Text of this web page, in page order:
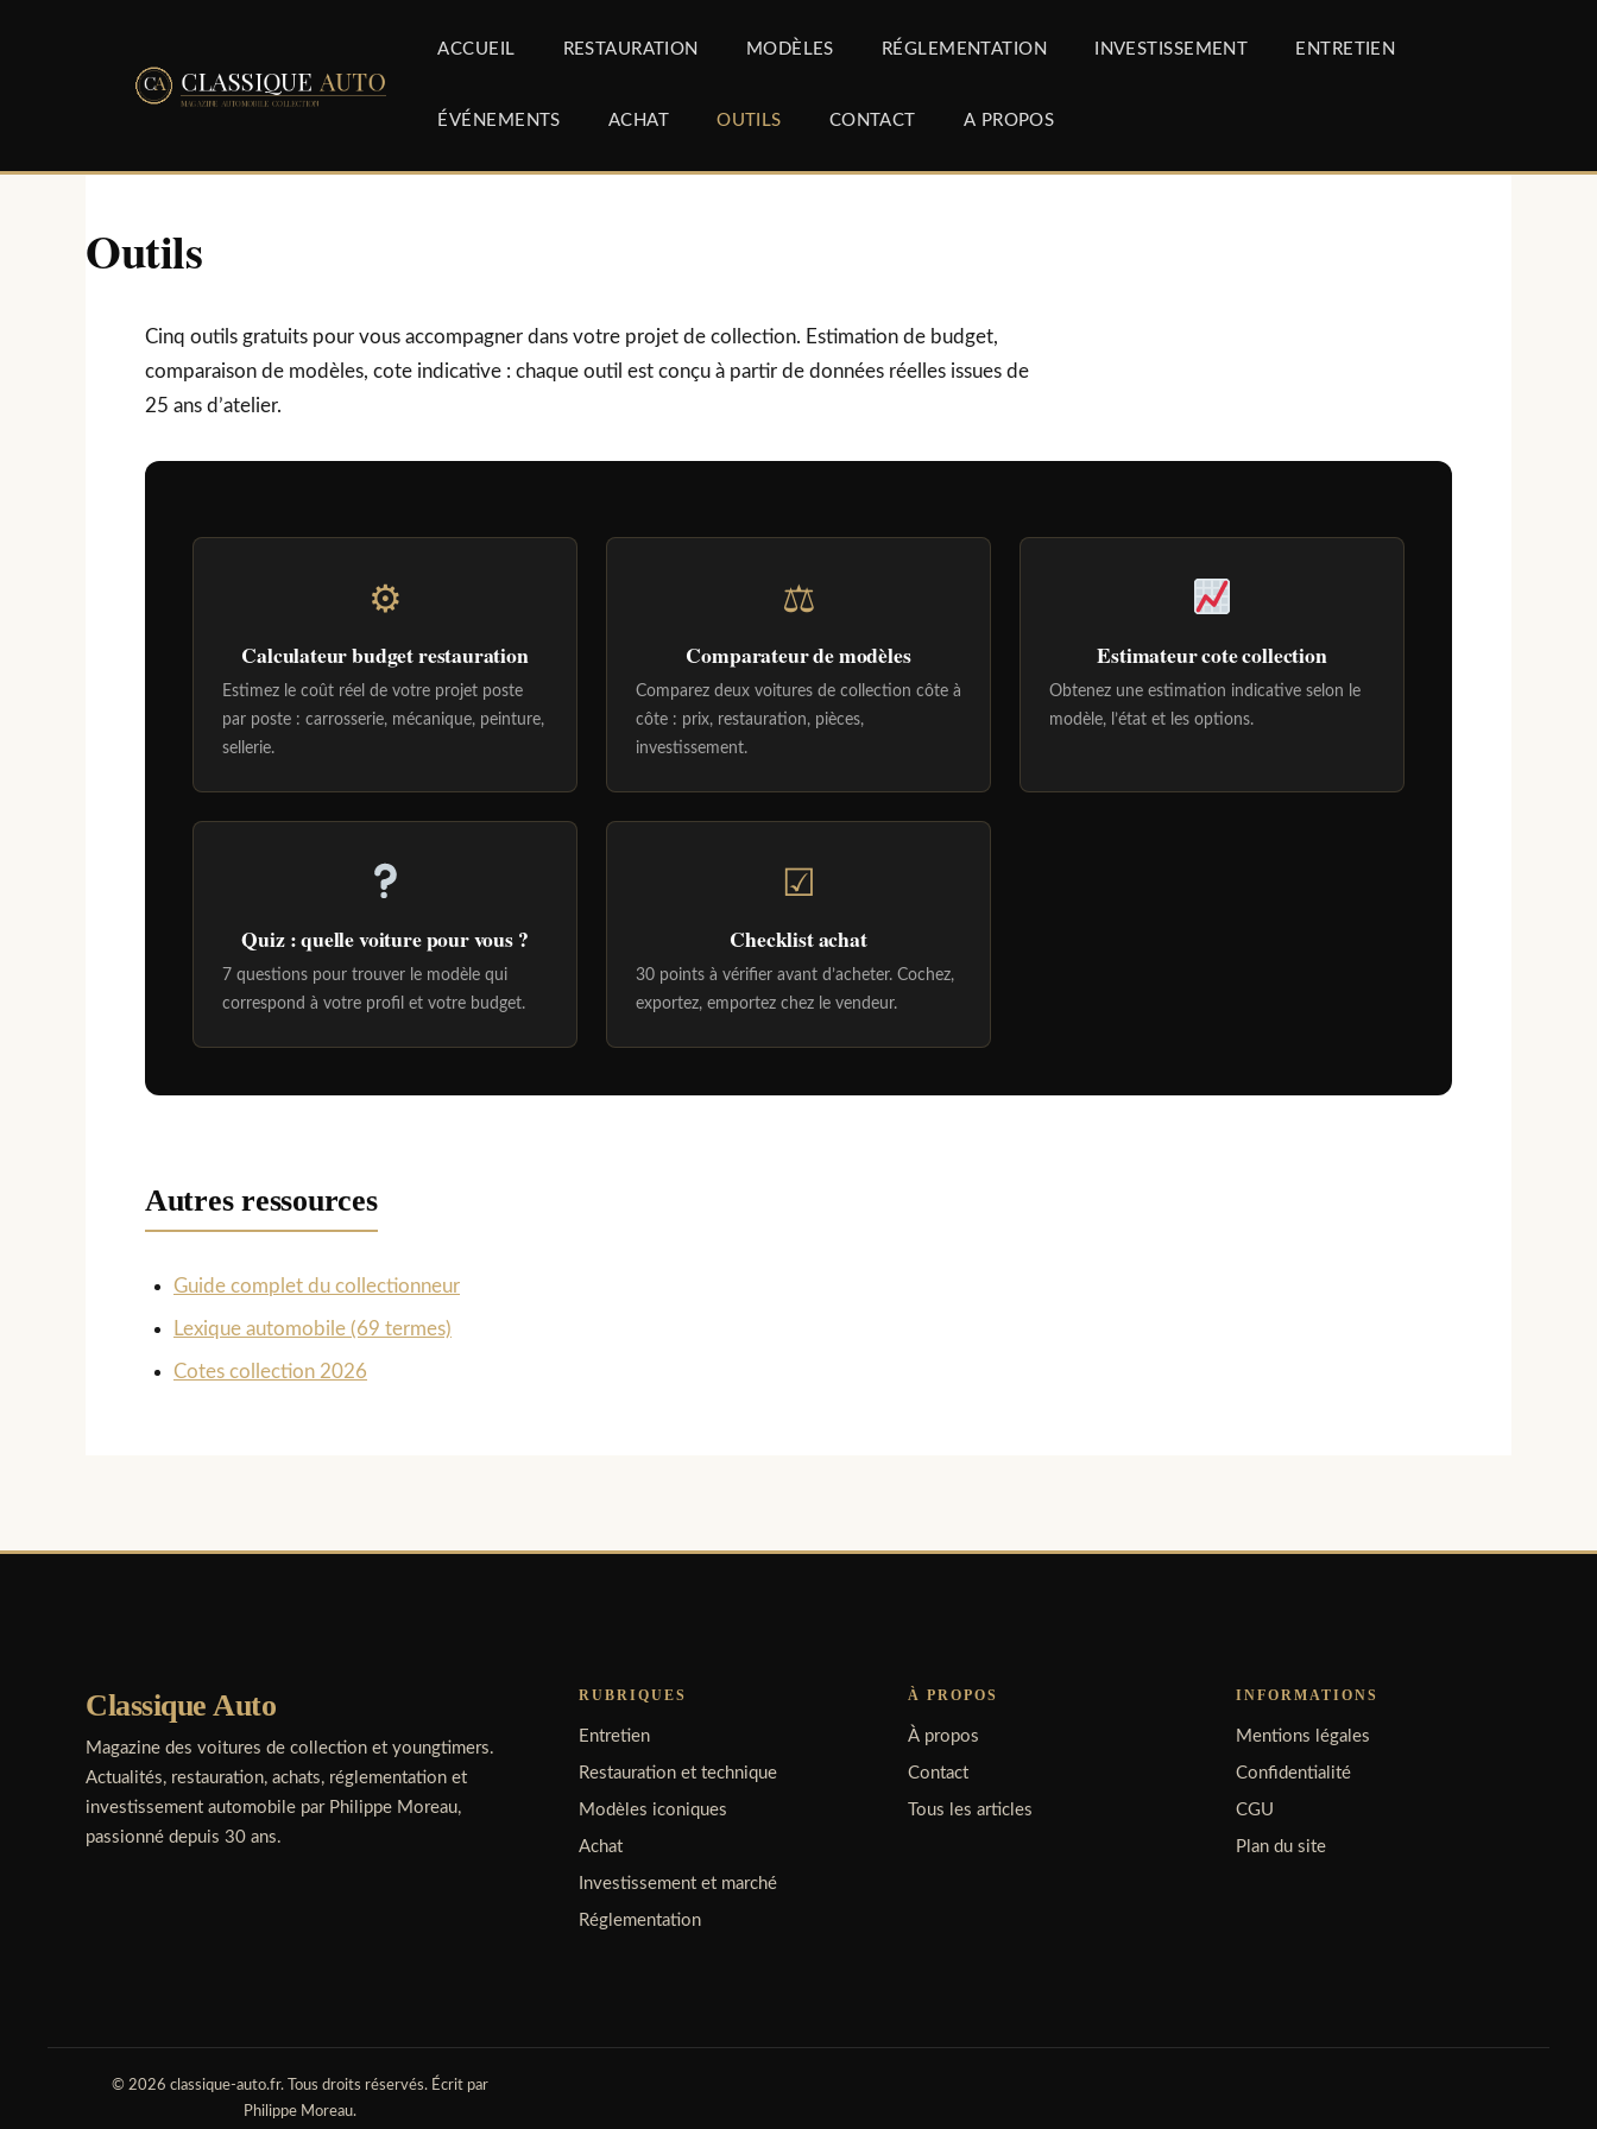
ACCUEIL RESTAURATION MODÈLES RÉGLEMENTATION INVESTISSEMENT ENTRETIEN
ÉVÉNEMENTS ACHAT OUTILS CONTACT A PROPOS
Outils
Cinq outils gratuits pour vous accompagner dans votre projet de collection. Estimation de budget,
comparaison de modèles, cote indicative : chaque outil est conçu à partir de données réelles issues de
25 ans d’atelier.
⚙
Calculateur budget restauration
Estimez le coût réel de votre projet poste
par poste : carrosserie, mécanique, peinture,
sellerie.
⚖
Comparateur de modèles
Comparez deux voitures de collection côte à
côte : prix, restauration, pièces,
investissement.
Estimateur cote collection
Obtenez une estimation indicative selon le
modèle, l’état et les options.
Quiz : quelle voiture pour vous ?
7 questions pour trouver le modèle qui
correspond à votre profil et votre budget.
☑
Checklist achat
30 points à vérifier avant d’acheter. Cochez,
exportez, emportez chez le vendeur.
Autres ressources
Guide complet du collectionneur
Lexique automobile (69 termes)
Cotes collection 2026
Classique Auto
Magazine des voitures de collection et youngtimers.
Actualités, restauration, achats, réglementation et
investissement automobile par Philippe Moreau,
passionné depuis 30 ans.
RUBRIQUES
Entretien
Restauration et technique
Modèles iconiques
Achat
Investissement et marché
Réglementation
À PROPOS
À propos
Contact
Tous les articles
INFORMATIONS
Mentions légales
Confidentialité
CGU
Plan du site
© 2026 classique-auto.fr. Tous droits réservés. Écrit par
Philippe Moreau.